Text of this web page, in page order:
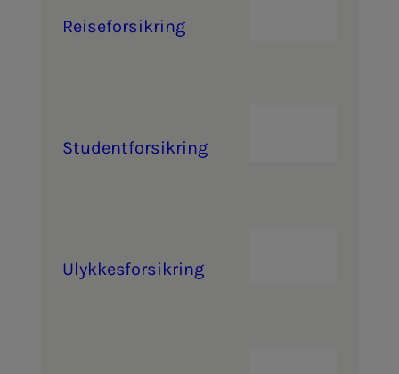
Reise­­­for­­­sik­ring
Stu­­­den­t­­­for­­­sik­ring
Ulyk­­­kes­­­for­­­sik­ring